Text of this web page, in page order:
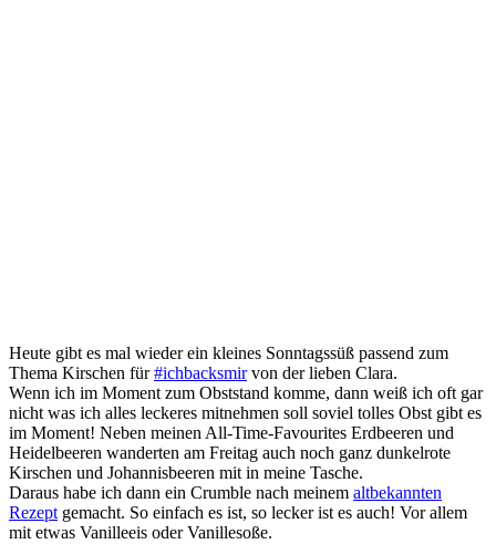
Heute gibt es mal wieder ein kleines Sonntagssüß passend zum
Thema Kirschen für#ichbacksmirvon der lieben Clara.
Wenn ich im Moment zum Obststand komme, dann weiß ich oft gar
nicht was ich alles leckeres mitnehmen soll soviel tolles Obst gibt es
im Moment! Neben meinen All-Time-Favourites Erdbeeren und
Heidelbeeren wanderten am Freitag auch noch ganz dunkelrote
Kirschen und Johannisbeeren mit in meine Tasche.
Daraus habe ich dann ein Crumble nach meinem altbekannten
Rezeptgemacht. So einfach es ist, so lecker ist es auch! Vor allem
mit etwas Vanilleeis oder Vanillesoße.